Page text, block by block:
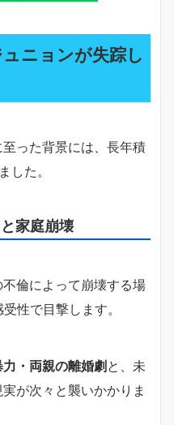
ニョンが失踪し
った背景には、長年積
した。
家庭崩壊
倫によって崩壊する場
性で目撃します。
・両親の離婚劇と、未
が次々と襲いかかりま